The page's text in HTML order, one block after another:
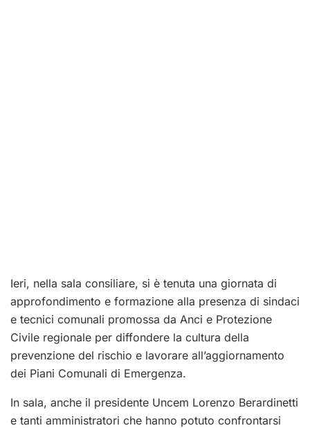
Ieri, nella sala consiliare, si è tenuta una giornata di
approfondimento e formazione alla presenza di sindaci
e tecnici comunali promossa da Anci e Protezione
Civile regionale per diffondere la cultura della
prevenzione del rischio e lavorare all’aggiornamento
dei Piani Comunali di Emergenza.
In sala, anche il presidente Uncem Lorenzo Berardinetti
e tanti amministratori che hanno potuto confrontarsi